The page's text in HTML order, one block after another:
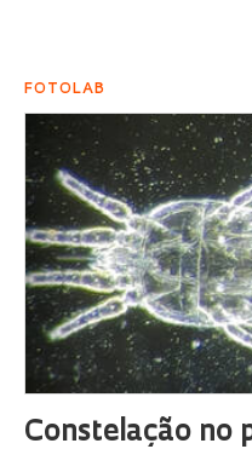
FOTOLAB
Constelação no